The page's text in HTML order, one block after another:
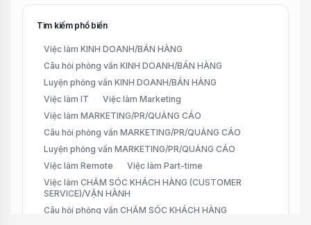
Tìm kiếm phổ biến
Việc làm KINH DOANH/BÁN HÀNG
Câu hỏi phỏng vấn KINH DOANH/BÁN HÀNG
Luyện phỏng vấn KINH DOANH/BÁN HÀNG
Việc làm IT
Việc làm Marketing
Việc làm MARKETING/PR/QUẢNG CÁO
Câu hỏi phỏng vấn MARKETING/PR/QUẢNG CÁO
Luyện phỏng vấn MARKETING/PR/QUẢNG CÁO
Việc làm Remote
Việc làm Part-time
Việc làm CHĂM SÓC KHÁCH HÀNG (CUSTOMER
SERVICE)/VẬN HÀNH
Câu hỏi phỏng vấn CHĂM SÓC KHÁCH HÀNG